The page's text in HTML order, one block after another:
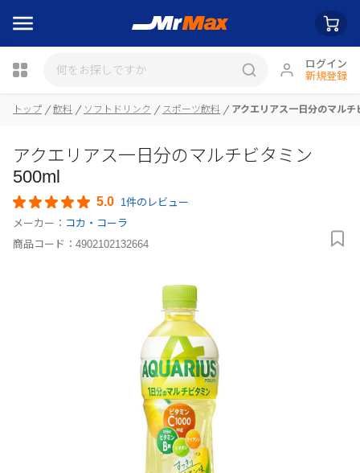
ログイン
新規登録
トップ 飲料 ソフトドリンク スポーツ飲料 アクエリアス一日分のマル
アクエリアス一日分のマルチビタミン
500ml
5.0 1件のレビュー
メーカー： コカ・コーラ
商品コード： 4902102132664